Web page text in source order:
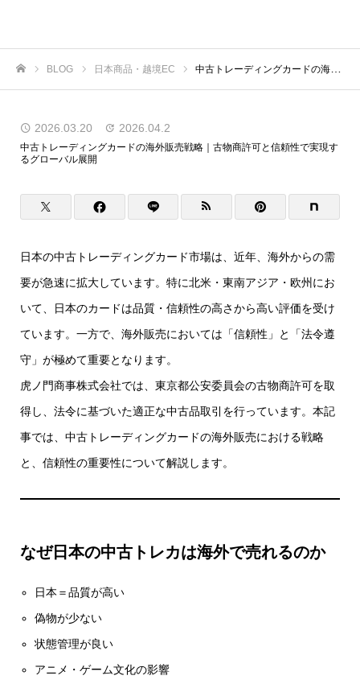
BLOG 日本商品・越境EC 中古トレーディングカードの海外販売戦略｜古物商許可と信頼性で実現するグローバル展開
2026.03.20 2026.04.2
中古トレーディングカードの海外販売戦略｜古物商許可と信頼性で実現す
るグローバル展開
日本の中古トレーディングカード市場は、近年、海外からの需
要が急速に拡大しています。特に北米・東南アジア・欧州にお
いて、日本のカードは品質・信頼性の高さから高い評価を受け
ています。一方で、海外販売においては「信頼性」と「法令遵
守」が極めて重要となります。
虎ノ門商事株式会社では、東京都公安委員会の古物商許可を取
得し、法令に基づいた適正な中古品取引を行っています。本記
事では、中古トレーディングカードの海外販売における戦略
と、信頼性の重要性について解説します。
なぜ日本の中古トレカは海外で売れるのか
日本＝品質が高い
偽物が少ない
状態管理が良い
アニメ・ゲーム文化の影響